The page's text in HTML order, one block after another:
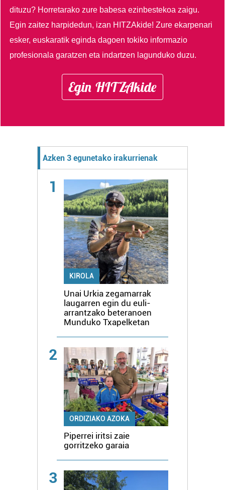
dituzu? Horretarako zure babesa ezinbestekoa zaigu.
Egin zaitez harpidedun, izan HITZAkide!Zure ekarpenari
esker, euskaratik eginda dagoen tokiko informazio
profesionala garatzen eta indartzen lagunduko duzu.
Egin HITZAkide
Azken 3 egunetako irakurrienak
1
KIROLA
Unai Urkia zegamarrak
laugarren egin du euli-
arrantzako beteranoen
Munduko Txapelketan
2
ORDIZIAKO AZOKA
Piperrei iritsi zaie
gorritzeko garaia
3